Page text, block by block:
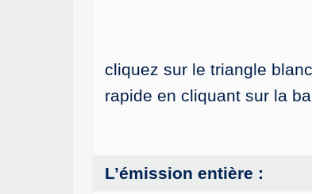
cliquez sur le triangle
rapide en cliquant sur la
L’émission entière :